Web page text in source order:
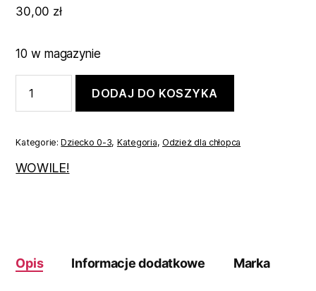
30,00 zł
10 w magazynie
shirt
długim
rękawem
86
DODAJ DO KOSZYKA
Kategorie:Dziecko 0-3, Kategoria, Odzież dla chłopca
WOWILE!
Opis Informacje dodatkowe Marka